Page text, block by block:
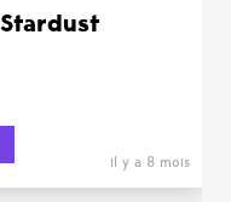
il y a 8 mois